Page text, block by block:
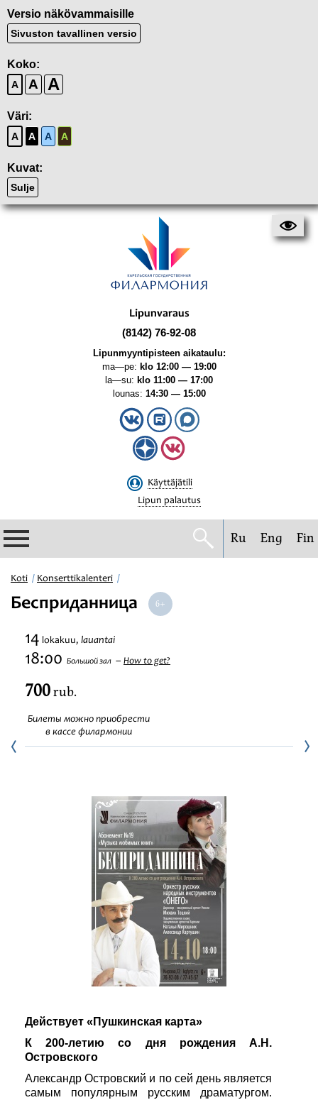
Versio näkövammaisille
Sivuston tavallinen versio
Koko:
A A A
Väri:
A A A A
Kuvat:
Sulje
Lipunvaraus
(8142) 76-92-08
Lipunmyyntipisteen aikataulu:
ma—pe: klo 12:00 — 19:00
la—su: klo 11:00 — 17:00
lounas: 14:30 — 15:00
Käyttäjätili
Lipun palautus
Filharmonia
Konserttikalenteri
Festivaalit
Ru Eng Fin
Koti Konserttikalenteri
Бесприданница
14 lokakuu, lauantai
18:00 Большой зал How to get?
700rub.
Билеты можно приобрести
в кассе филармонии
Действует «Пушкинская карта»
К 200-летию со дня рождения А.Н.
Островского
Александр Островский и по сей день является
самым популярным русским драматургом.